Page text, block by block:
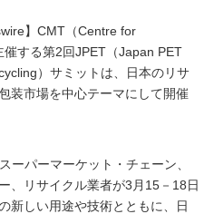
】CMT（Centre for
する第2回JPET（Japan PET
）サミットは、日本のリサ
装市場を中心テーマにして開催
ーパーマーケット・チェーン、
、リサイクル業者が3月15－18日
新しい用途や技術とともに、日